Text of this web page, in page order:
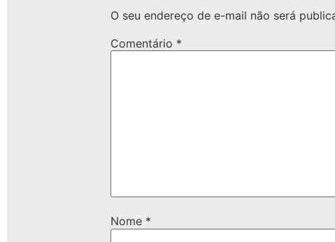
O seu endereço de e-mail não será
Comentário *
Nome *